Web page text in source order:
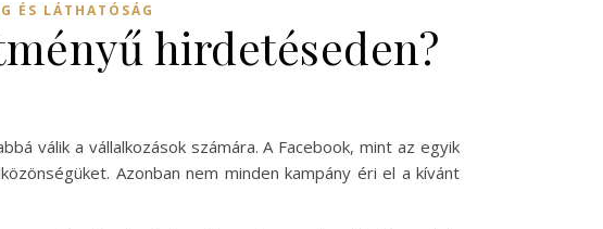
ÉS LÁTHATÓSÁG
hirdetéseden?
válik a vállalkozások számára. A Facebook, mint az egyik
Azonban nem minden kampány éri el a kívánt